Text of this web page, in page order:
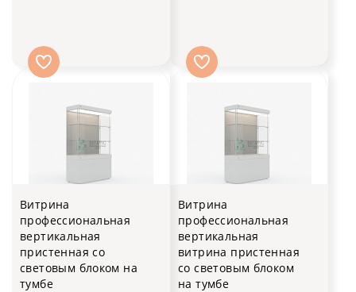
Витрина
профессиональная
вертикальная
пристенная со
световым блоком на
тумбе
Витрина
профессиональная
вертикальная
витрина пристенная
со световым блоком
на тумбе